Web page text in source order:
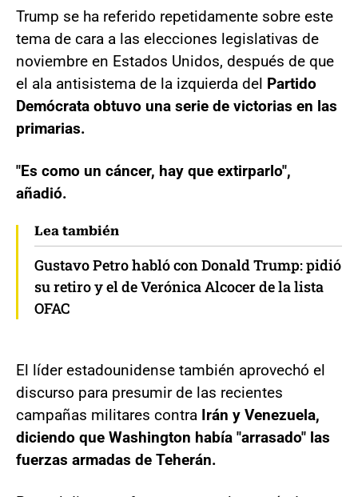
Trump se ha referido repetidamente sobre este
tema de cara a las elecciones legislativas de
noviembre en Estados Unidos, después de que
el ala antisistema de la izquierda del Partido
Demócrata obtuvo una serie de victorias en las
primarias.
"Es como un cáncer, hay que extirparlo",
añadió.
Lea también
Gustavo Petro habló con Donald Trump: pidió
su retiro y el de Verónica Alcocer de la lista
OFAC
El líder estadounidense también aprovechó el
discurso para presumir de las recientes
campañas militares contra Irán y Venezuela,
diciendo que Washington había "arrasado" las
fuerzas armadas de Teherán.